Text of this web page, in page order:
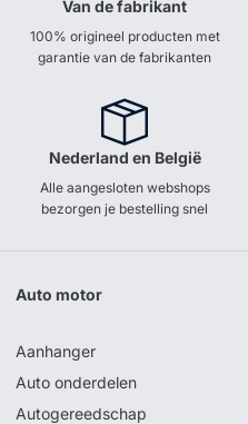
Van de fabrikant
100% origineel producten met
garantie van de fabrikanten
Nederland en België
Alle aangesloten webshops
bezorgen je bestelling snel
Auto motor
Aanhanger
Auto onderdelen
Autogereedschap